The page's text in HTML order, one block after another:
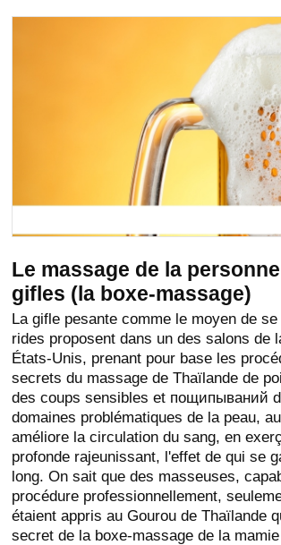
Le massage de la
gifles (la boxe-massage)
La gifle pesante comme le moyen de
rides proposent dans un des salons de
États-Unis, prenant pour base les
secrets du massage de Thaïlande de
des coups sensibles et пощипываний
domaines problématiques de la peau,
améliore la circulation du sang, en
profonde rajeunissant, l'effet de qui se
long. On sait que des masseuses,
procédure professionnellement,
étaient appris au Gourou de Thaïlande
secret de la boxe-massage de la